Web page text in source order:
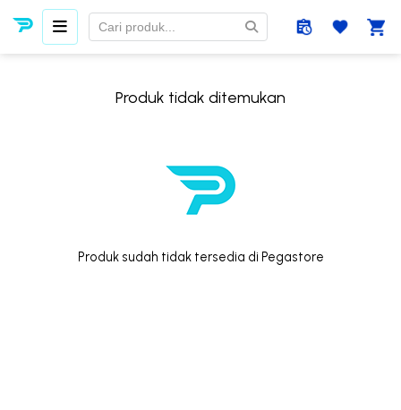
Produk tidak ditemukan
Produk sudah tidak tersedia di Pegastore